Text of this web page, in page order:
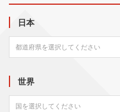
日本
世界